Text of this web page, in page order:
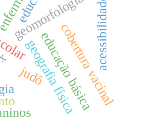
geografia física
geomorfologia
cobertura vacinal
educação básicaacessibilidade
judô